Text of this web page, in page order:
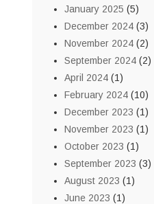
January 2025 (5)
December 2024 (3)
November 2024 (2)
September 2024 (2)
April 2024 (1)
February 2024 (10)
December 2023 (1)
November 2023 (1)
October 2023 (1)
September 2023 (3)
August 2023 (1)
June 2023 (1)